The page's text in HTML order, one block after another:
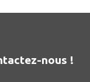
nous !